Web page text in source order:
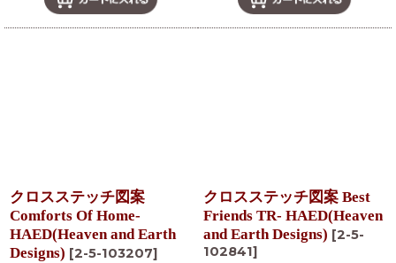
クロスステッチ図案
Comforts Of Home-
HAED(Heaven and Earth
Designs) [2-5-103207]
クロスステッチ図案 Best
Friends TR- HAED(Heaven
and Earth Designs) [2-5-
102841]